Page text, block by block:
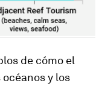
de cómo el
y los